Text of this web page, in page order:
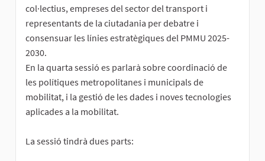
col·lectius, empreses del sector del transport i
representants de la ciutadania per debatre i
consensuar les línies estratègiques del PMMU 2025-
2030.
En la quarta sessió es parlarà sobre coordinació de
les polítiques metropolitanes i municipals de
mobilitat, i la gestió de les dades i noves tecnologies
aplicades a la mobilitat.
La sessió tindrà dues parts: